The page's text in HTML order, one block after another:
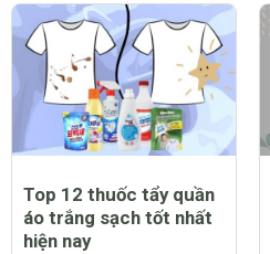
Top 12 thuốc tẩy quần
áo trắng sạch tốt nhất
hiện nay